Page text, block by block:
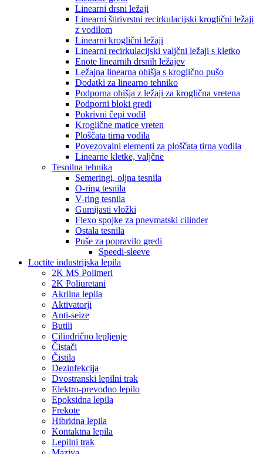
Linearni drsni ležaji
Linearni štirivrstni recirkulacijski kroglični ležaji
z vodilom
Linearni kroglični ležaji
Linearni recirkulacijski valjčni ležaji s kletko
Enote linearnih drsnih ležajev
Ležajna linearna ohišja s kroglično pušo
Dodatki za linearno tehniko
Podporna ohišja z ležaji za kroglična vretena
Podporni bloki gredi
Pokrivni čepi vodil
Kroglične matice vreten
Ploščata tirna vodila
Povezovalni elementi za ploščata tirna vodila
Linearne kletke, valjčne
Tesnilna tehnika
Semeringi, oljna tesnila
O-ring tesnila
V-ring tesnila
Gumijasti vložki
Flexo spojke za pnevmatski cilinder
Ostala tesnila
Puše za popravilo gredi
Speedi-sleeve
Loctite industrijska lepila
2K MS Polimeri
2K Poliuretani
Akrilna lepila
Aktivatorji
Anti-seize
Butili
Cilindrično lepljenje
Čistači
Čistila
Dezinfekcija
Dvostranski lepilni trak
Elektro-prevodno lepilo
Epoksidna lepila
Frekote
Hibridna lepila
Kontaktna lepila
Lepilni trak